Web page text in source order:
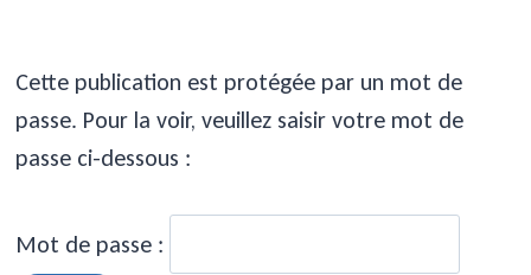
Cette publication est protégée par un mot de
passe. Pour la voir, veuillez saisir votre mot de
passe ci-dessous :
Mot de passe :